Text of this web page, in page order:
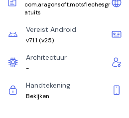
com.aragonsoft.motsflechesgr
atuits
Vereist Android
v7.1.1 (v25)
Architectuur
-
Handtekening
Bekijken